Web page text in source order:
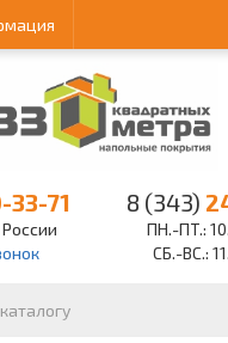
33-71 8 (343)
ПН.-ПТ.:
СБ.-ВС.: